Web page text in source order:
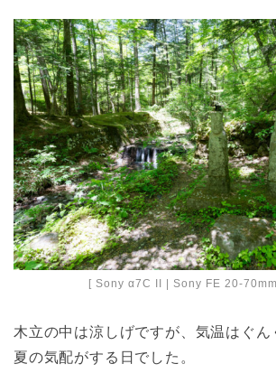
[ Sony α7C II | Sony FE 20-
木立の中は涼しげですが、気温はぐん
夏の気配がする日でした。